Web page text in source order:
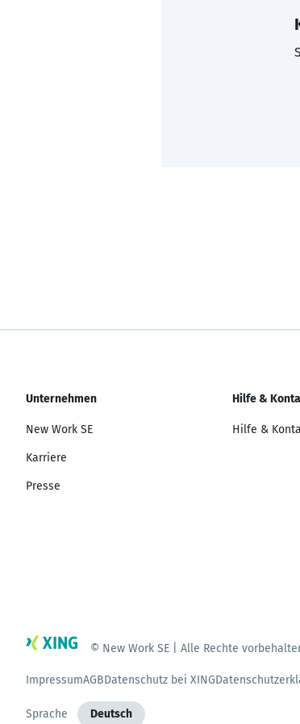
Unternehmen
New Work SE
Karriere
Presse
Hilfe &
Hilfe &
© New Work SE | Alle Rechte
ImpressumAGBDatenschutz bei XING
Sprache Deutsch